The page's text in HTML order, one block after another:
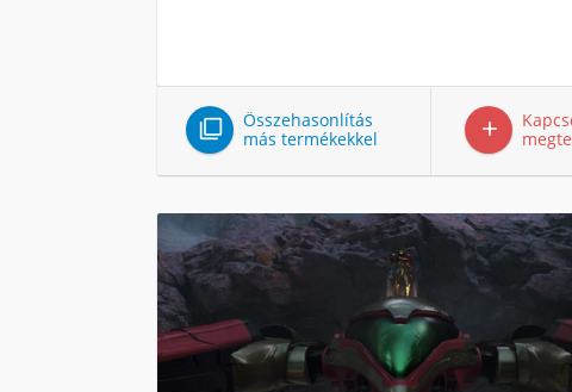

Összehasonlítás
más termékekkel
